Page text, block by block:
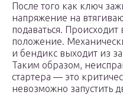
После того как ключ
напряжение на
подаваться.
положение.
и бендикс выходит из
Таким образом,
стартера — это
невозможно запустить